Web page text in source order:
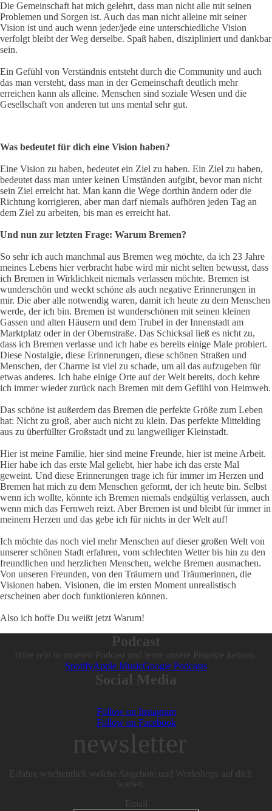
Die Gemeinschaft hat mich gelehrt, dass man nicht alle mit seinen
Problemen und Sorgen ist. Auch das man nicht alleine mit seiner
Vision ist und auch wenn jeder/jede eine unterschiedliche Vision
verfolgt bleibt der Weg derselbe. Spaß haben, diszipliniert und dankbar
sein.
Ein Gefühl von Verständnis entsteht durch die Community und auch
das man versteht, dass man in der Gemeinschaft deutlich mehr
erreichen kann als alleine. Menschen sind soziale Wesen und die
Gesellschaft von anderen tut uns mental sehr gut.
Was bedeutet für dich eine Vision haben?
Eine Vision zu haben, bedeutet ein Ziel zu haben. Ein Ziel zu haben,
bedeutet dass man unter keinen Umständen aufgibt, bevor man nicht
sein Ziel erreicht hat. Man kann die Wege dorthin ändern oder die
Richtung korrigieren, aber man darf niemals aufhören jeden Tag an
dem Ziel zu arbeiten, bis man es erreicht hat.
Und nun zur letzten Frage: Warum Bremen?
So sehr ich auch manchmal aus Bremen weg möchte, da ich 23 Jahre
meines Lebens hier verbracht habe wird mir nicht selten bewusst, dass
ich Bremen in Wirklichkeit niemals verlassen möchte. Bremen ist
wunderschön und weckt schöne als auch negative Erinnerungen in
mir. Die aber alle notwendig waren, damit ich heute zu dem Menschen
werde, der ich bin. Bremen ist wunderschönen mit seinen kleinen
Gassen und alten Häusern und dem Trubel in der Innenstadt am
Marktplatz oder in der Obernstraße. Das Schicksal ließ es nicht zu,
dass ich Bremen verlasse und ich habe es bereits einige Male probiert.
Diese Nostalgie, diese Erinnerungen, diese schönen Straßen und
Menschen, der Charme ist viel zu schade, um all das aufzugeben für
etwas anderes. Ich habe einige Orte auf der Welt bereits, doch kehre
ich immer wieder zurück nach Bremen mit dem Gefühl von Heimweh.
Das schöne ist außerdem das Bremen die perfekte Größe zum Leben
hat: Nicht zu groß, aber auch nicht zu klein. Das perfekte Mittelding
aus zu überfüllter Großstadt und zu langweiliger Kleinstadt.
Hier ist meine Familie, hier sind meine Freunde, hier ist meine Arbeit.
Hier habe ich das erste Mal geliebt, hier habe ich das erste Mal
geweint. Und diese Erinnerungen trage ich für immer im Herzen und
Bremen hat mich zu dem Menschen geformt, der ich heute bin. Selbst
wenn ich wollte, könnte ich Bremen niemals endgültig verlassen, auch
wenn mich das Fernweh reizt. Aber Bremen ist und bleibt für immer in
meinem Herzen und das gebe ich für nichts in der Welt auf!
Ich möchte das noch viel mehr Menschen auf dieser großen Welt von
unserer schönen Stadt erfahren, vom schlechten Wetter bis hin zu den
freundlichen und herzlichen Menschen, welche Bremen ausmachen.
Von unseren Freunden, von den Träumern und Träumerinnen, die
Visionen haben. Visionen, die im ersten Moment unrealistisch
erscheinen aber doch funktionieren können.
Also ich hoffe Du weißt jetzt Warum!
Podcast
Höre rein in unseren Podcast und lerne unsere Projekte kennen.
SpotifyApple MusicGoogle Podcasts
Social Media
Follow on Instagram
Follow on Facebook
newsletter
Erfahre wöchentlich welche Angebote und Workshops auf dich
warten.
Email